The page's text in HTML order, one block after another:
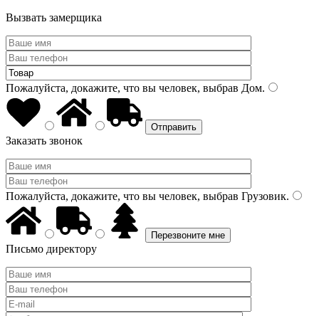
Вызвать замерщика
Пожалуйста, докажите, что вы человек, выбрав Дом.
Заказать звонок
Пожалуйста, докажите, что вы человек, выбрав Грузовик.
Письмо директору